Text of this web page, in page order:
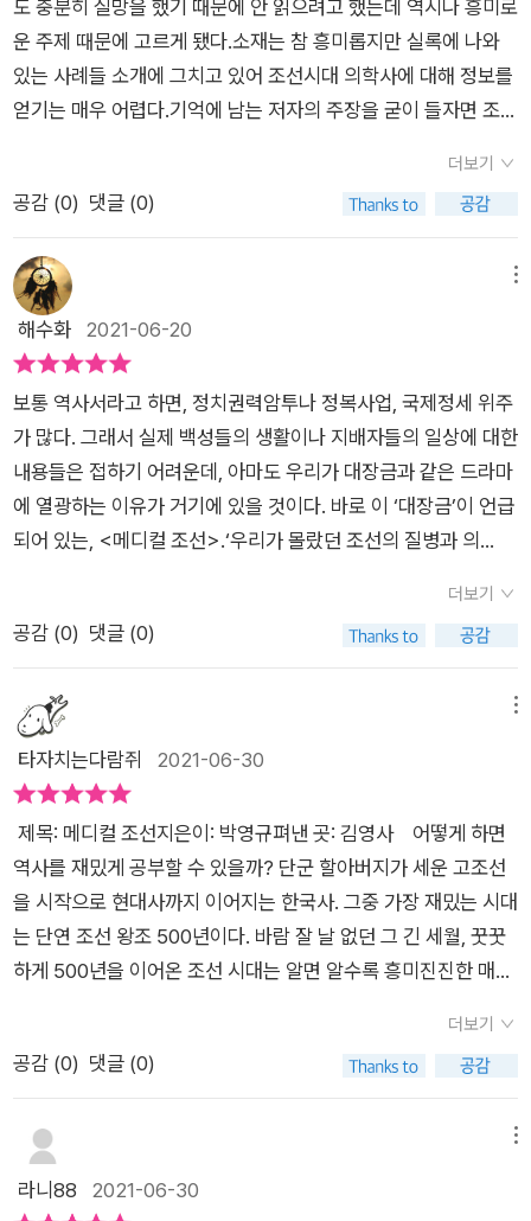
고, 정승 황희도 사직을 청했을 정도입니다.조선 역사상 27명의
왕 중 지병이 없었던 태조와 영조 외에는 모두 고생이 심했다고
합니다. 종기를 앓다 죽은 문종, 감기를 앓다 돌연사해 여전히 미
스터리로 남은 예종, 위암으로 예상되는 세조의 죽음, 기록으로
유추해 현대 의학 관점에서 대장암으로 죽은 성종 등 조선의 왕들
은 어떤 병을 앓았고, 어떤 치료를 받다가 어떻게 죽음을 맞이했
의 근원이 되었던 역사도 있습니다. 인종의 계모이자 명종의 친모
였던 문정왕후는 두 왕의 스트레스에 일조를 했었군요. 둘 다 스
트레스가 원인인 심열증을 앓았었다고 합니다. 종기 치료를 받다
피가 멎지 않아 죽음을 맞이한 효종처럼 의료 사고는 왕도 피할
수 없었습니다. 역시 종기 치료를 받던 중 24일 만에 급사해 독살
설이 가설로 있을 정도인 정조도 있습니다.<승정원일기>와 <조
선왕조실록>에 기록된 조선의 명의 10인도 소개됩니다. 죽음의
문턱에서 태조 이성계를 회생시킨 양홍달, 의술뿐만 아니라 인격
도 매우 훌륭했다는 조선 초기 명의 노중례, 의녀로서 유일한 임
를 풍미한 명의들을 만날 수 있습니다.의관은 아니었지만 정약용
의 활약은 조선 의료계에도 큰 영향을 끼쳤습니다. 홍역 치료 책
도 썼고, 천연두 예방접종법인 종두법 역시 처음으로 조선에 소개
한 인물이 정약용이었다고 합니다. 코로나19로 팬데믹을 겪는 요
즘처럼 그 당시에도 귀신보다 무서웠다는 천연두가 대창궐하면
강력한 사회적 거리 두기를 했었다고 하니 전염병에 대처하는 방
법은 닮았습니다.질병을 극복하기 위한 노력이 담긴 조선의 의학.
수천 년 동안 이어진 의학 유산의 중심인 의학 서적을 살펴보기도
합니다. <메디컬 조선>에서는 조선 의학의 초석이 된 의서들을
소개합니다. 동양의학을 이야기할 때 중국의 의서이지만 한의학
의 뿌리인 <황제내경>을 비롯해 우리나라에서 가장 오래된 의
서인 고려 시대에 편찬돼 조선시대에도 가장 애용한 의서가 된 <
향약구급방>, 세종의 염원을 담은 조선 최초의 의학 사전 <향약
집성방>, 조선 최대 의학 백과사전 <의방유취>, 현재까지도 한
역사를 조명하기 위해 쓴 <메디컬 조선>. 조선인들의 값진 투쟁
이 담긴 조선 의학사를 통해 우리가 미처 알지 못했던 조선의 새
따라서 기대수명은 50대 전후였으며 장수의 기준이 환갑이고,
예로부터 드물다는 뜻의 고희, 칠순을 이르면 장수 중의 장수로
여겼던 것이다. 책은 조선 시대의 질병과의 투쟁을 다룬다. 다섯
장 조선 백성들을 괴롭힌 10대 질병 등, 3장에서는 조선 왕들의
질병과 죽음, 4자에서는 조선을 풍미한 명의, 마지막 5장에서는
의학의 초석이 된 의서 등으로 우리가 잘 몰랐던 조선의 의학에
대해 간접적으로 공부한다. ​지금도 코로나를 잡지 못해 1년 반을
시름하고 있기 때문에 조선 시대의 장수는 가장 큰 복 중에 하나
였다. 수술도 할 수 없고 전염병의 원인을 알지도 못했으며 백신
차 할 수 없고 감히 간음할 수 없을 것 같다. 하지만 기 속에서도
나름의 체계적인 의료 시스템을 갖추며 한 사람이라도 살리려는
의사가 있어 지금까지 이 땅에 사람이 살고 있는 거라 생각한다.​
조선의 명의는 허준과 대장금만 있다고 생각하면 오산이다. 그동
안 우리가 잘 몰랐던 조선 500년의 의료 역사가 흥미롭게 담겼
다. 21세기 기대 수명 백세 시대를 살고 있는 우리들에게 많은 질
문과 재미를 안겨주는 책이다. ​'출판사로부터 도서를 제공받아 주
으로 읽어나가며 다시금 역사를 공부하는 시간이 되었다.특히, 왕
의 질병과 죽음에 관한 부분이 흥미로웠다.여러 임금의 죽음의 원
인이 된 종기와 감기로 죽은 예종, 마음의 병인 심열증까지 무병
장수했을 것 같은 임금의 죽음들에 권력의 이면을 엿본 것 같았
다.그동안 역사와 관련된 책을 읽을 때는 인물을 보거나, 통합적
인 역사를 주로 읽었다. 그렇지만 이렇게 한가지 테마에 집중한
한껏 느낀 것 같다.🔖P.32이렇듯 어의라는 자리는 내의원의 꽃
이기도 했지만 언제 목숨을 내놓아야 할지 모르는 위태로운 자리
이기도 했다.P.220영조는 그야말로 무병장수한 인물이었다.P.3
15말하자면 전란이 한창인 상황에서도 책만 읽을 수 있으면 웬만
한 병증에 적응할 수 있도록 만든 것이다.P.344'한 줄기 햇빛이
작은 구멍을 통해 들어오기만 해도 어둠이 금방 사라져버리는 것
처럼 <동의보감>은 피부 깊숙이 감춰진 몸속을 환히 꿰뚫어 볼
수 있는 거울과 같은 책이다.''출판사에서 도서를 지원 받아 작성
하였습니다.'
도 충분히 실망을 했기 때문에 안 읽으려고 했는데 역시나 흥미로
운 주제 때문에 고르게 됐다.소재는 참 흥미롭지만 실록에 나와
있는 사례들 소개에 그치고 있어 조선시대 의학사에 대해 정보를
얻기는 매우 어렵다.기억에 남는 저자의 주장을 굳이 들자면 조선
종기 때문에 고생한 이야기는 자주 언급된데 비해 만기친람 해야
하는 왕들의 정신적 스트레스를 사인으로 꼽은 경우는 많이 못 본
조 뿐인데 온갖 스트레스를 가장 가까운 가족에게 풀어서 해소한
덕도 있지 않을까 싶다.남 앞에서는 평정심을 유지하지만 자기 본
모습을 드러내도 되는 가족 앞에서는 마음껏 화를 발산한 게 아닐
60대 이상 산 왕들 중 정종과 광해군, 고종은 왕위에서 물러난 후
장수했다는 점도 의미있는 분석 같다.정종은 동생에 의해 쫓겨나
다시피 했고, 광해군은 반정으로 쫓겨나 그 험하다는 제주에서 평
생을 보냈으며, 고종도 나라를 외세에 빼앗기고 하야했으니 울분
이 많았을 것 같은데도 무거운 책임감에서 벗어나 한 개인으로 돌
아갔기 때문에 천수를 누린 게 아닐까 싶다.실록의 기록이 워낙
단편적이니 조선시대 의학사에 대해 알기는 쉬운 일이 아닐 듯 싶
더보기
공감 (0) 댓글 (0)
해수화 2021-06-20
보통 역사서라고 하면, 정치권력암투나 정복사업, 국제정세 위주
가 많다. 그래서 실제 백성들의 생활이나 지배자들의 일상에 대한
내용들은 접하기 어려운데, 아마도 우리가 대장금과 같은 드라마
에 열광하는 이유가 거기에 있을 것이다. 바로 이 ‘대장금’이 언급
되어 있는, <메디컬 조선>.‘우리가 몰랐던 조선의 질병과 의
어려운 전문적인 내용일 것 같지만, 이 책은 야사 읽는 느낌으로
편하게 읽을 수 있었다. 간간히 많이 들어봤거나, 드라마나 영화
대한 내용들이 무척 반가웠다. 특히 재밌게 읽었던 부분들은, ‘조
선 백성을 괴롭힌 10대 질병’, ‘조선을 풍미한 명의’였다. 거기에
각 조선왕에 대한 내용들은 익히 알고 있었던 그들의 업적과 정치
질병들에 대한 당시 치료법들과 속설들도 문헌들을 바탕으로 넣
어놓아서, 내용에 무게감을 싣어주고 있다. _“..... 바라옵건대, 신
의 직을 파하여주소서.”당시 황희의 나이는 56세로 공직에서 물
러날 만큼 연로한 것은 아니었는데 아마도 종기가 매우 심했던 모
양이다. 황희를 힘들게 했던 종기는 면종이었다. 면종은 얼굴에
생긴 종기를 말하는데, 특히나 치료가 쉽지 않은 부위였다. 하지
만 세종은 그의 사직을 허락하지 않았다._p89 ‘조선 백성을 괴롭
증은 대개 양반이나 왕실에서 자주 발생하는 병증이었다. 흔히 잘
먹어서 걸리는 병이라고 해서 ‘부자병’이라고 부르기도 했다._p9
6 ‘조선 백성을 괴롭힌 10대 질병’중, <부자들이 가장 무서워하
더보기
공감 (0) 댓글 (0)
타자치는다람쥐 2021-06-30
제목: 메디컬 조선지은이: 박영규펴낸 곳: 김영사 어떻게 하면
역사를 재밌게 공부할 수 있을까? 단군 할아버지가 세운 고조선
을 시작으로 현대사까지 이어지는 한국사. 그중 가장 재밌는 시대
는 단연 조선 왕조 500년이다. 바람 잘 날 없던 그 긴 세월, 꿋꿋
하게 500년을 이어온 조선 시대는 알면 알수록 흥미진진한 매력
을 볼 수 있게 되면 그때부턴 시대별, 주제별로 파고드는 게 좋다.
다양한 주제로 역사에 접근하다 보면, 이미 알고 있던 국한적인
조선 왕들의 사사로운 이야기를 통해 살벌했던 불화의 순간을 엿
본 <조선 갈등사>를 참 재밌게 읽었음. 그렇다면 이번 주제는?
조선 시대의 의료 이야기다. 우리가 몰랐던 조선의 질병과 의료,
더보기
공감 (0) 댓글 (0)
라니88 2021-06-30